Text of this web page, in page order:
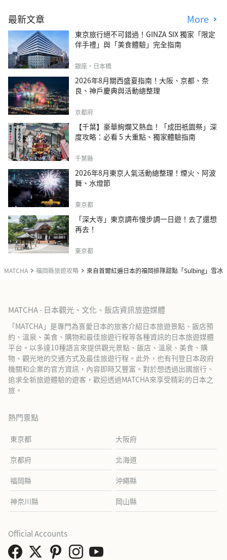
MATCHA 福岡縣旅遊攻略 來自首爾紅遍日本的福岡排隊甜點「Sulbing」雪冰
最新文章 More
東京旅行絕不可錯過！GINZA SIX 獨家「限定
伴手禮」與「美食體驗」完全指南
銀座・日本橋
2026年8月關西盛夏指南！大阪、京都、奈
良、神戶慶典與活動總整理
京都府
【千葉】豪華絢爛又熱血！「成田祇園祭」深
度攻略：必看 5 大重點、獨家體驗指南
千葉縣
2026年8月東京人氣活動總整理！煙火、阿波
舞、水燈節
東京都
「深大寺」東京調布慢步調一日遊！去了還想
再去！
東京都
MATCHA - 日本觀光、文化、飯店資訊旅遊媒體
「MATCHA」是專門為喜愛日本的旅客介紹日本旅遊景點、飯店預
約、溫泉、美食、購物和最佳旅遊行程等各種資訊的日本旅遊媒體
平台。以多達10種語言來提供觀光景點、飯店、溫泉、美食、購
物、觀光地的交通方式及最佳旅遊行程。此外，也有刊登日本政府
機關和企業的官方資訊，內容即時又豐富。對於想透過出國旅行、
追求全新旅遊體驗的遊客，歡迎透過MATCHA來享受精彩的日本之
旅。
熱門景點
東京都 大阪府
京都府 北海道
福岡縣 沖繩縣
神奈川縣 岡山縣
Official Accounts